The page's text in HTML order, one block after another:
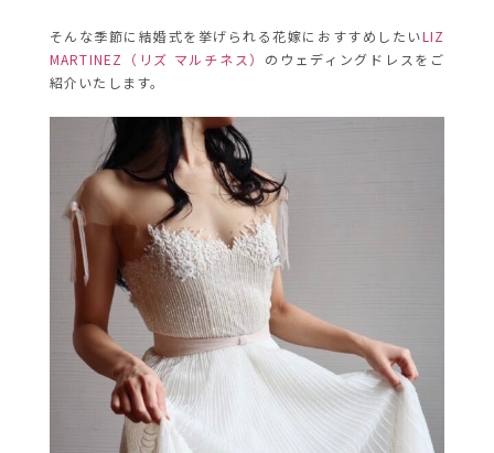
そんな季節に結婚式を挙げられる花嫁におすすめしたいLIZ
MARTINEZ（リズ マルチネス） のウェディングドレスをご
紹介いたします。